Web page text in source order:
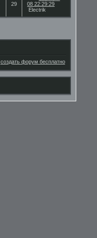
29
08 22:29:29
Electrik
создать форум бесплатно